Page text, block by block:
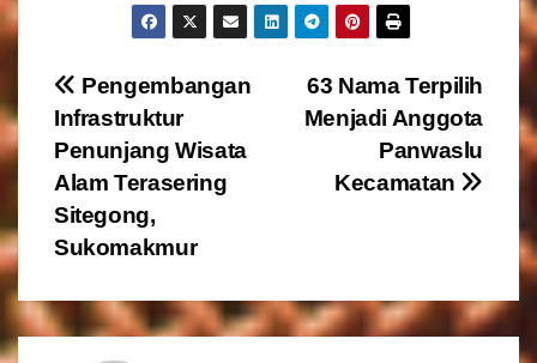
N
a
v
i
g
a
63 Nama Terpilih
Menjadi Anggota
Panwaslu
Kecamatan
Pengembangan
Infrastruktur
Penunjang Wisata
Alam Terasering
Sitegong,
Sukomakmur